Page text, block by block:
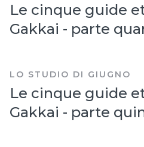
Le cinque guide
Gakkai - parte
LO STUDIO DI GIUGNO
Le cinque guide
Gakkai - parte